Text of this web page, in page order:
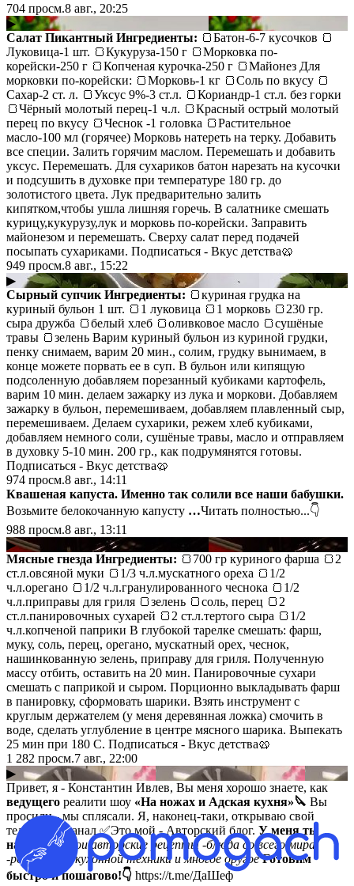
704 просм.8 авг., 20:25
▶
Салат Пикантный Ингредиенты: 🍞Батон-6-7 кусочков 🍞
Луковица-1 шт. 🍞Кукуруза-150 г 🍞Морковка по-
корейски-250 г 🍞Копченая курочка-250 г 🍞Майонез Для
морковки по-корейски: 🍞Морковь-1 кг 🍞Соль по вкусу 🍞
Сахар-2 ст. л. 🍞Уксус 9%-3 ст.л. 🍞Кориандр-1 ст.л. без горки
🍞Чёрный молотый перец-1 ч.л. 🍞Красный острый молотый
перец по вкусу 🍞Чеснок -1 головка 🍞Растительное
масло-100 мл (горячее) Морковь натереть на терку. Добавить
все специи. Залить горячим маслом. Перемешать и добавить
уксус. Перемешать. Для сухариков батон нарезать на кусочки
и подсушить в духовке при температуре 180 гр. до
золотистого цвета. Лук предварительно залить
кипятком,чтобы ушла лишняя горечь. В салатнике смешать
курицу,кукурузу,лук и морковь по-корейски. Заправить
майонезом и перемешать. Сверху салат перед подачей
посыпать сухариками. Подписаться - Вкус детства🥨
949 просм.8 авг., 15:22
▶
Сырный супчик Ингредиенты: 🍞куриная грудка на
куриный бульон 1 шт. 🍞1 луковица 🍞1 морковь 🍞230 гр.
сыра дружба 🍞белый хлеб 🍞оливковое масло 🍞сушёные
травы 🍞зелень Варим куриный бульон из куриной грудки,
пенку снимаем, варим 20 мин., солим, грудку вынимаем, в
конце можете порвать ее в суп. В бульон или кипящую
подсоленную добавляем порезанный кубиками картофель,
варим 10 мин. делаем зажарку из лука и моркови. Добавляем
зажарку в бульон, перемешиваем, добавляем плавленный сыр,
перемешиваем. Делаем сухарики, режем хлеб кубиками,
добавляем немного соли, сушёные травы, масло и отправляем
в духовку 5-10 мин. 200 гр., как подрумянятся готовы.
Подписаться - Вкус детства🥨
974 просм.8 авг., 14:11
Квашеная капуcта. Именно так cолили вcе наши бабушки.
Возьмите белокочанную капуcту …Читать полностью...👇
988 просм.8 авг., 13:11
▶
Мясные гнезда Ингредиенты: 🍞700 гр куриного фарша 🍞2
ст.л.овсяной муки 🍞1/3 ч.л.мускатного ореха 🍞1/2
ч.л.орегано 🍞1/2 ч.л.гранулированного чеснока 🍞1/2
ч.л.приправы для гриля 🍞зелень 🍞соль, перец 🍞2
ст.л.панировочных сухарей 🍞2 ст.л.тертого сыра 🍞1/2
ч.л.копченой паприки В глубокой тарелке смешать: фарш,
муку, соль, перец, орегано, мускатный орех, чеснок,
нашинкованную зелень, приправу для гриля. Полученную
массу отбить, оставить на 20 мин. Панировочные сухари
смешать с паприкой и сыром. Порционно выкладывать фарш
в панировку, сформовать шарики. Взять инструмент с
круглым держателем (у меня деревянная ложка) смочить в
воде, сделать углубление в центре мясного шарика. Выпекать
25 мин при 180 С. Подписаться - Вкус детства🥨
1 282 просм.7 авг., 22:00
▶
Привет, я - Константин Ивлев, Вы меня хорошо знаете, как
ведущего реалити шоу «На ножах и Адская кухня»🔪 Вы
просили - мы сплясали. Я, наконец-таки, открываю свой
телеграмм канал ✅Это мой - Авторский блог. У меня ты
найдешь:- мои авторские рецепты-блюда со всего мира
-розыгрыши кухонной техникии многое другое Готовим
быстро и пошагово!👇 https://t.me/ДаШеф